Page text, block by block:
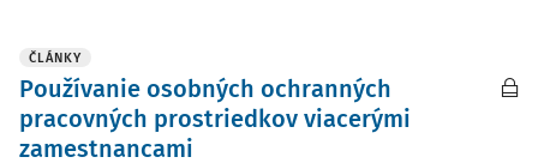
ČLÁNKY
Používanie osobných ochranných
pracovných prostriedkov viacerými
zamestnancami